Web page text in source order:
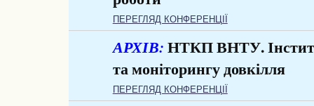
ПЕРЕГЛЯД КОНФЕРЕНЦІЇ
НТКП ВНТУ.
та моніторингу довкілля
ПЕРЕГЛЯД КОНФЕРЕНЦІЇ